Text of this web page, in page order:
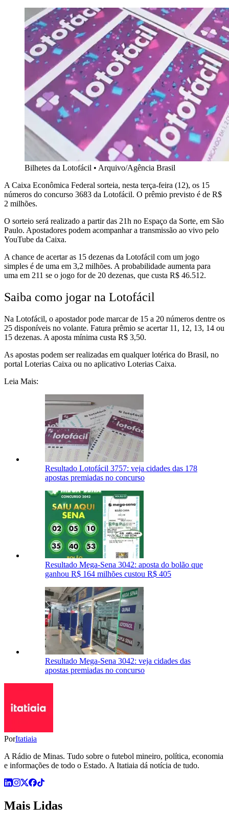
Bilhetes da Lotofácil • Arquivo/Agência Brasil
A Caixa Econômica Federal sorteia, nesta terça-feira (12), os 15
números do concurso 3683 da Lotofácil. O prêmio previsto é de R$
2 milhões.
O sorteio será realizado a partir das 21h no Espaço da Sorte, em São
Paulo. Apostadores podem acompanhar a transmissão ao vivo pelo
YouTube da Caixa.
A chance de acertar as 15 dezenas da Lotofácil com um jogo
simples é de uma em 3,2 milhões. A probabilidade aumenta para
uma em 211 se o jogo for de 20 dezenas, que custa R$ 46.512.
Saiba como jogar na Lotofácil
Na Lotofácil, o apostador pode marcar de 15 a 20 números dentre os
25 disponíveis no volante. Fatura prêmio se acertar 11, 12, 13, 14 ou
15 dezenas. A aposta mínima custa R$ 3,50.
As apostas podem ser realizadas em qualquer lotérica do Brasil, no
portal Loterias Caixa ou no aplicativo Loterias Caixa.
Leia Mais:
Resultado Lotofácil 3757: veja cidades das 178
apostas premiadas no concurso
Resultado Mega-Sena 3042: aposta do bolão que
ganhou R$ 164 milhões custou R$ 405
Resultado Mega-Sena 3042: veja cidades das
apostas premiadas no concurso
PorItatiaia
A Rádio de Minas. Tudo sobre o futebol mineiro, política, economia
e informações de todo o Estado. A Itatiaia dá notícia de tudo.
Mais Lidas